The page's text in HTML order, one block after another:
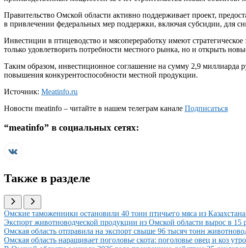
Правительство Омской области активно поддерживает проект,
в привлечении федеральных мер поддержки, включая субсидии, для
Инвестиции в птицеводство и мясопереработку имеют
только удовлетворить потребности местного рынка, но и открыть
Таким образом, инвестиционное соглашение на сумму 2,9 миллиарда
повышения конкурентоспособности местной продукции.
Источник: Meatinfo.ru
Новости meatinfo – читайте в нашем телеграм канале Подписаться
“meatinfo” в социальных сетях:
Также в разделе
Иллюстрация новости
Омские таможенники остановили 40 тонн птичьего мяса из
Иллюстрация новости
Экспорт животноводческой продукции из Омской области вырос в 15
Иллюстрация новости
Омская область отправила на экспорт свыше 96 тысяч тонн
Иллюстрация новости
Омская область наращивает поголовье скота: поголовье овец и коз